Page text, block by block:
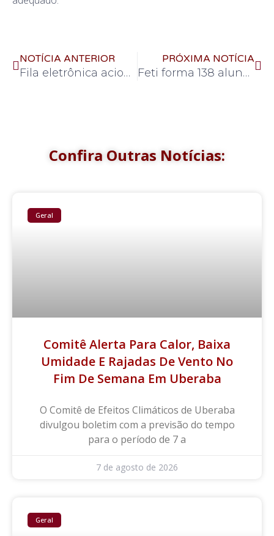
NOTÍCIA ANTERIOR
Fila eletrônica aciona pacientes que esperam por cirurgia de catarata
PRÓXIMA NOTÍCIA
Feti forma 138 alunos dos cursos de Qualificação Profissional
Confira Outras Notícias:
Geral
Comitê Alerta Para Calor, Baixa
Umidade E Rajadas De Vento No
Fim De Semana Em Uberaba
O Comitê de Efeitos Climáticos de Uberaba
divulgou boletim com a previsão do tempo
para o período de 7 a
7 de agosto de 2026
Geral